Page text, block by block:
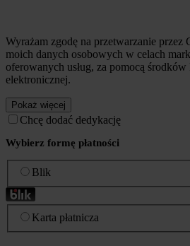
Wyrażam zgodę na przetwarzanie przez
moich danych osobowych w celach
oferowanych usług, za pomocą
elektronicznej.
Pokaż więcej
Chcę dodać dedykację
Wybierz formę płatności
Blik
Karta płatnicza